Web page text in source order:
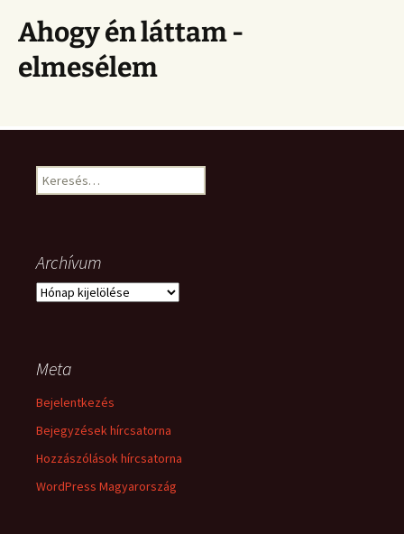
Ahogy én láttam -
elmesélem
Keresés:
Archívum
Archívum
Meta
Bejelentkezés
Bejegyzések hírcsatorna
Hozzászólások hírcsatorna
WordPress Magyarország